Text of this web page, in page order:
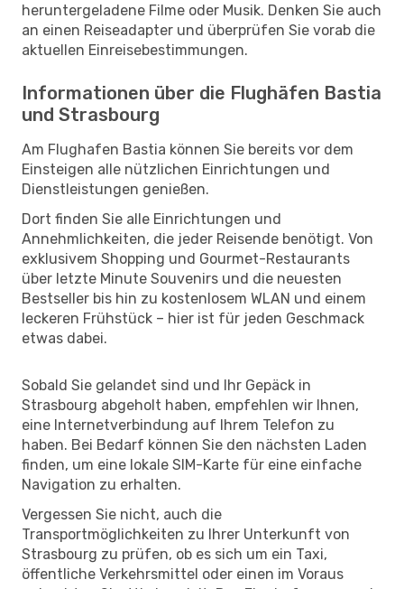
heruntergeladene Filme oder Musik. Denken Sie auch
an einen Reiseadapter und überprüfen Sie vorab die
aktuellen Einreisebestimmungen.
Informationen über die Flughäfen Bastia
und Strasbourg
Am Flughafen Bastia können Sie bereits vor dem
Einsteigen alle nützlichen Einrichtungen und
Dienstleistungen genießen.
Dort finden Sie alle Einrichtungen und
Annehmlichkeiten, die jeder Reisende benötigt. Von
exklusivem Shopping und Gourmet-Restaurants
über letzte Minute Souvenirs und die neuesten
Bestseller bis hin zu kostenlosem WLAN und einem
leckeren Frühstück – hier ist für jeden Geschmack
etwas dabei.
Sobald Sie gelandet sind und Ihr Gepäck in
Strasbourg abgeholt haben, empfehlen wir Ihnen,
eine Internetverbindung auf Ihrem Telefon zu
haben. Bei Bedarf können Sie den nächsten Laden
finden, um eine lokale SIM-Karte für eine einfache
Navigation zu erhalten.
Vergessen Sie nicht, auch die
Transportmöglichkeiten zu Ihrer Unterkunft von
Strasbourg zu prüfen, ob es sich um ein Taxi,
öffentliche Verkehrsmittel oder einen im Voraus